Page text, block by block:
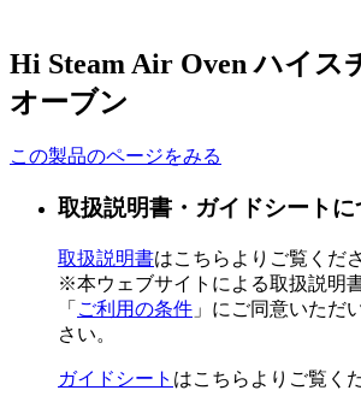
Hi Steam Air Oven ハイス
オーブン
この製品のページをみる
取扱説明書・ガイドシートに
取扱説明書はこちらよりご覧くだ
※本ウェブサイトによる取扱説明
「 ご利用の条件 」にご同意いただ
さい。
ガイドシート はこちらよりご覧く